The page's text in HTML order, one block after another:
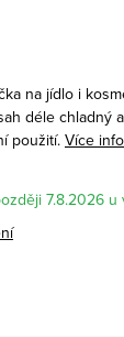
na jídlo i
déle chladný
použití. Více
7.8.2026